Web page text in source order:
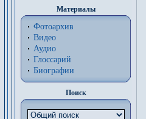
Материалы
Фотоархив
Видео
Аудио
Глоссарий
Биографии
Поиск